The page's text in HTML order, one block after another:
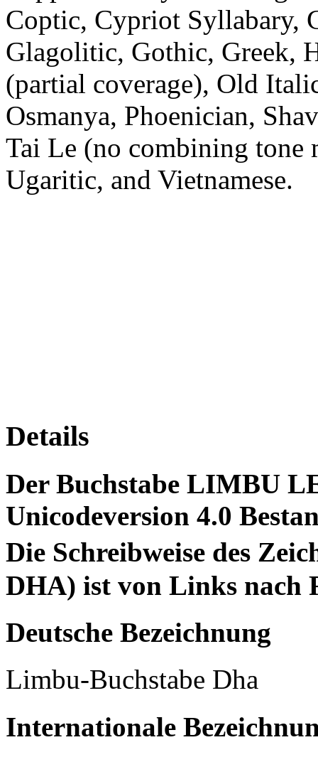
Coptic, Cypriot Syllabary,
Glagolitic, Gothic, Greek,
(partial coverage), Old
Osmanya, Phoenician,
Tai Le (no combining tone
Ugaritic, and Vietnamese.
Details
Der Buchstabe LIMBU
Unicodeversion 4.0
Die Schreibweise des
DHA) ist von Links nach
Deutsche Bezeichnung
Limbu-Buchstabe Dha
Internationale